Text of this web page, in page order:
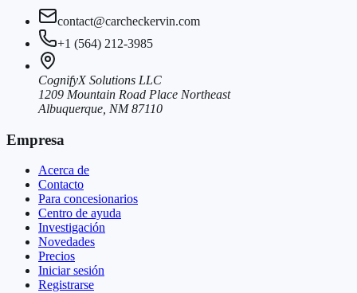
contact@carcheckervin.com
+1 (564) 212-3985
CognifyX Solutions LLC
1209 Mountain Road Place Northeast
Albuquerque, NM 87110
Empresa
Acerca de
Contacto
Para concesionarios
Centro de ayuda
Investigación
Novedades
Precios
Iniciar sesión
Registrarse